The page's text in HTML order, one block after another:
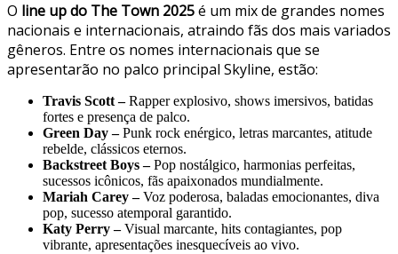
O line up do The Town 2025é um mix de grandes nomes
nacionais e internacionais, atraindo fãs dos mais variados
gêneros. Entre os nomes internacionais que se
apresentarão no palco principal Skyline, estão:
Travis Scott –Rapper explosivo, shows imersivos, batidas
fortes e presença de palco.
Green Day –Punk rock enérgico, letras marcantes, atitude
rebelde, clássicos eternos.
Backstreet Boys –Pop nostálgico, harmonias perfeitas,
sucessos icônicos, fãs apaixonados mundialmente.
Mariah Carey –Voz poderosa, baladas emocionantes, diva
pop, sucesso atemporal garantido.
Katy Perry –Visual marcante, hits contagiantes, pop
vibrante, apresentações inesquecíveis ao vivo.